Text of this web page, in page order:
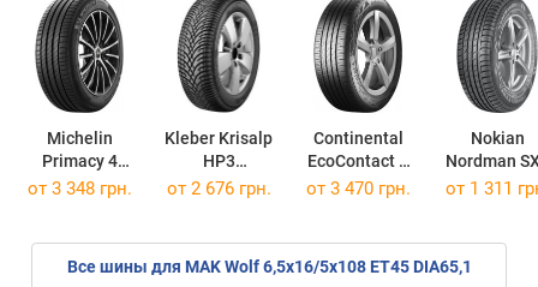
Michelin
Primacy 4
195/55 R16 87H
Kleber Krisalp
HP3
205/55 R16 91H
Continental
EcoContact 6
205/60 R16 92H
Nokian
Nordman
205/55 R16
от 3 348 грн. от 2 676 грн. от 3 470 грн. от 1 311
Все шины для MAK Wolf 6,5x16/5x108 ET45 DIA65,1